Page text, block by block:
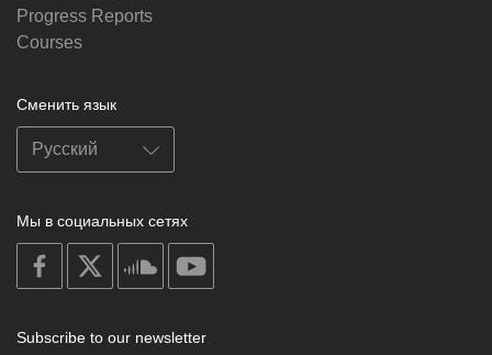
Progress Reports
Courses
Сменить язык
Мы в социальных сетях
on
facebook
soundcloud
Subscribe to our newsletter